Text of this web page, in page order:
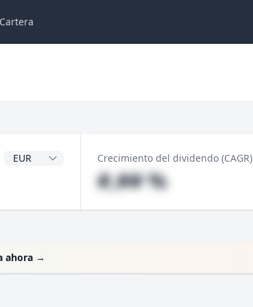
Cartera
Divisa del dividendo Crecimiento del dividendo (CAGR)
#,## %
ahora →